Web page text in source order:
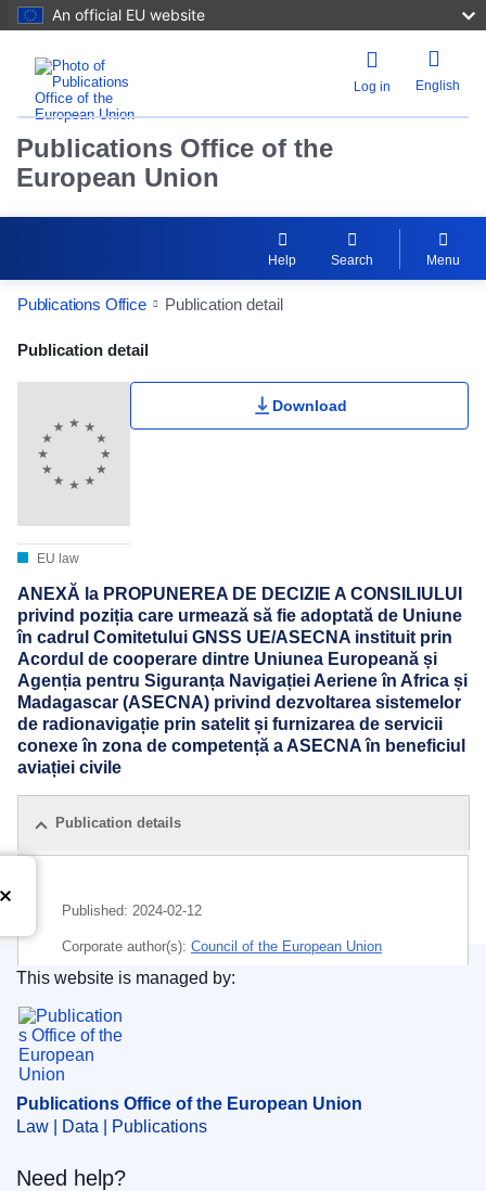
An official EU website
Log in English
Publications Office of the
European Union
Help Search Menu
Publications Office Publication detail
Publication Detail Actions Portlet
Publication detail
EU law
Download
ANEXĂ la PROPUNEREA DE DECIZIE A CONSILIULUI
privind poziția care urmează să fie adoptată de Uniune
în cadrul Comitetului GNSS UE/ASECNA instituit prin
Acordul de cooperare dintre Uniunea Europeană și
Agenția pentru Siguranța Navigației Aeriene în Africa și
Madagascar (ASECNA) privind dezvoltarea sistemelor
de radionavigație prin satelit și furnizarea de servicii
conexe în zona de competență a ASECNA în beneficiul
aviației civile
Publication details
Published: 2024-02-12
Corporate author(s): Council of the European Union
IMMC : ST 6448 2024 ADD 1
Publications Office of the European Union.
This website is managed by:
Publications Office of the European Union
Law | Data | Publications
Need help?